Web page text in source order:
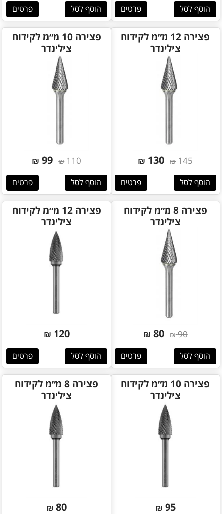
הוסף לסל פרטים הוסף לסל פרטים
פצירה 12 מ״מ לקידוח
צילינדר
145
₪
130
₪
הוסף לסל פרטים
פצירה 10 מ״מ לקידוח
צילינדר
110
₪
99
₪
הוסף לסל פרטים
פצירה 8 מ״מ לקידוח
צילינדר
90
₪
80
₪
הוסף לסל פרטים
פצירה 12 מ״מ לקידוח
צילינדר
120
₪
הוסף לסל פרטים
פצירה 10 מ״מ לקידוח
צילינדר
95
₪
פצירה 8 מ״מ לקידוח
צילינדר
80
₪